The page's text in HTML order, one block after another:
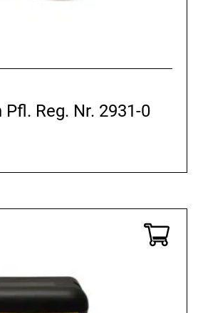
Reg. Nr. 2931-0